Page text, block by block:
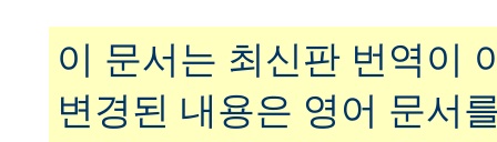
이 문서는 최신판 번역이
변경된 내용은 영어 문서